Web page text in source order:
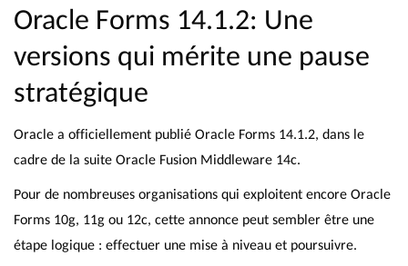
Oracle Forms 14.1.2: Une
versions qui mérite une pause
stratégique
Oracle a officiellement publié Oracle Forms 14.1.2, dans le
cadre de la suite Oracle Fusion Middleware 14c.
Pour de nombreuses organisations qui exploitent encore Oracle
Forms 10g, 11g ou 12c, cette annonce peut sembler être une
étape logique : effectuer une mise à niveau et poursuivre.